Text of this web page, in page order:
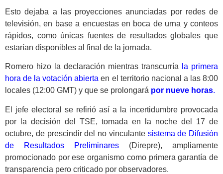
Esto dejaba a las proyecciones anunciadas por redes de
televisión, en base a encuestas en boca de urna y conteos
rápidos, como únicas fuentes de resultados globales que
estarían disponibles al final de la jornada.
Romero hizo la declaración mientras transcurría
la primera
hora de la votación abierta en el territorio nacional a las 8:00
locales (12:00 GMT) y que se prolongará por nueve horas.
El jefe electoral se refirió así a la incertidumbre provocada
por la decisión del TSE, tomada en la noche del 17 de
octubre, de prescindir del no vinculante sistema de Difusión
de Resultados Preliminares (Direpre), ampliamente
promocionado por ese organismo como primera garantía de
transparencia pero criticado por observadores.